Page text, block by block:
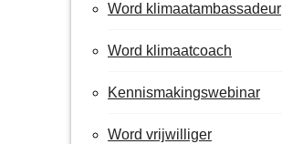
Word klimaatambassadeur
Word klimaatcoach
Kennismakingswebinar
Word vrijwilliger